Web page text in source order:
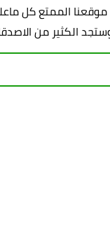
موقعنا الممتع كل
الكثير من